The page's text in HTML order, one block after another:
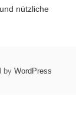
nützliche
by WordPress